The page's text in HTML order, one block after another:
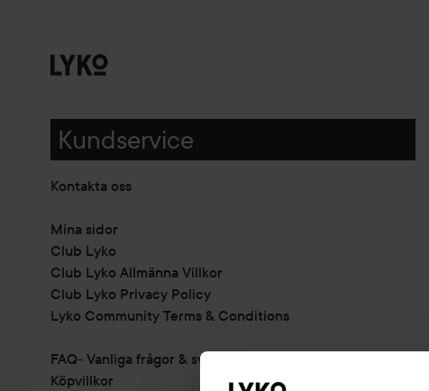
Kundservice
Kontakta oss
Mina sidor
Club Lyko
Club Lyko Allmänna Villkor
Club Lyko Privacy Policy
Lyko Community Terms & Conditions
FAQ- Vanliga frågor & svar
Köpvillkor